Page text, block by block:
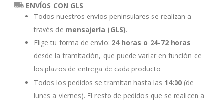
ENVÍOS CON GLS
Todos nuestros envíos peninsulares se realizan a
través de mensajería (GLS).
Elige tu forma de envío: 24 horas o 24-72 horas
desde la tramitación, que puede variar en función de
los plazos de entrega de cada producto
Todos los pedidos se tramitan hasta las 14:00 (de
lunes a viernes). El resto de pedidos que se realicen a